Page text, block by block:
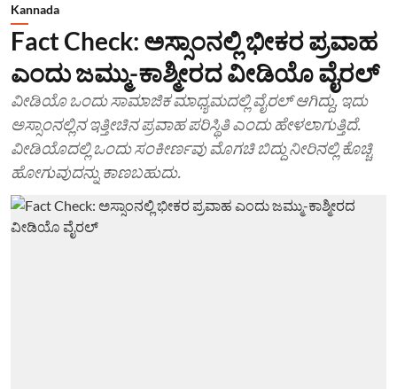
Kannada
Fact Check: ಅಸ್ಸಾಂನಲ್ಲಿ ಭೀಕರ ಪ್ರವಾಹ
ಎಂದು ಜಮ್ಮು-ಕಾಶ್ಮೀರದ ವೀಡಿಯೊ ವೈರಲ್
ವೀಡಿಯೊ ಒಂದು ಸಾಮಾಜಿಕ ಮಾಧ್ಯಮದಲ್ಲಿ ವೈರಲ್ ಆಗಿದ್ದು, ಇದು
ಅಸ್ಸಾಂನಲ್ಲಿನ ಇತ್ತೀಚಿನ ಪ್ರವಾಹ ಪರಿಸ್ಥಿತಿ ಎಂದು ಹೇಳಲಾಗುತ್ತಿದೆ.
ವೀಡಿಯೊದಲ್ಲಿ ಒಂದು ಸಂಕೀರ್ಣವು ಮೊಗಚಿ ಬಿದ್ದು ನೀರಿನಲ್ಲಿ ಕೊಚ್ಚಿ
ಹೋಗುವುದನ್ನು ಕಾಣಬಹುದು.